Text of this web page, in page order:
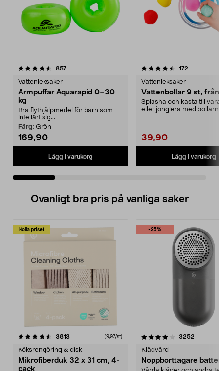
857recensioner
Vattenleksaker
Armpuffar Aquarapid 0–30
kg
Bra flythjälpmedel för barn som
inte lärt sig...
Färg: Grön
169,90
Lägg i varukorg
4.5 av 5 stjärnor 172
Vattenleksaker
Vattenbollar 9 st,
Splasha och kasta till
eller jonglera med
39,90
Lägg i varukorg
3.5 av 5 stjärnor
Ovanligt bra pris på vanliga saker
Kolla priset
3813 (9,97/st)
Köksrengöring & disk
Mikrofiberduk 32 x 31 cm, 4-
pack
-25%
4.0av 5 stjärnor 3252
Klädvård
Noppborttagare
4.5av 5 stjärnor